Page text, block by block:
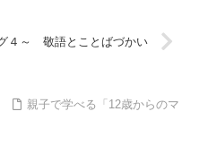
４～ 敬語とことばづかい
親子で学べる「12歳からのマ